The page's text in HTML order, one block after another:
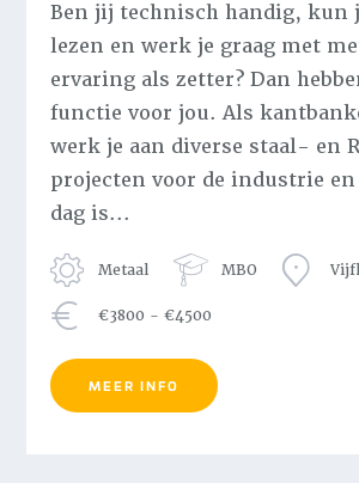
Ben jij technisch handig, kun
lezen en werk je graag met
ervaring als zetter? Dan
functie voor jou. Als
werk je aan diverse staal- en
projecten voor de industrie en
dag is...
Metaal MBO
€3800 - €4500
MEER INFO